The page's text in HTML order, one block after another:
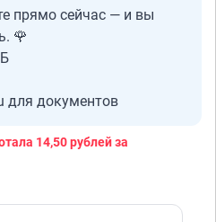
прямо сейчас — и вы
🌹
для документов
14,50 рублейза